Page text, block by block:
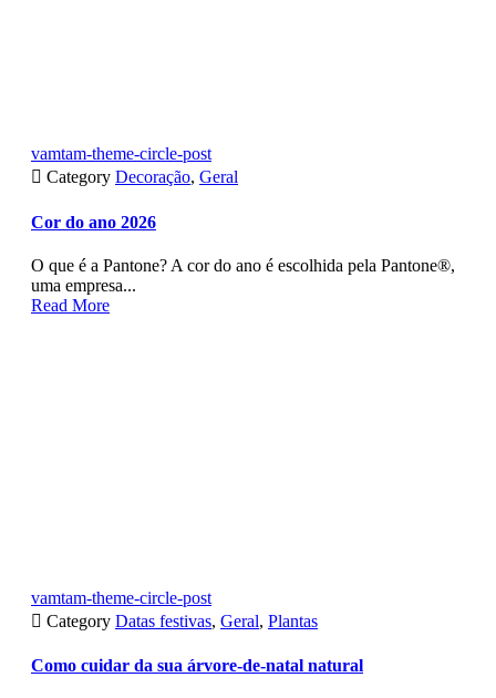
vamtam-theme-circle-post
 Category Decoração, Geral
Cor do ano 2026
O que é a Pantone? A cor do ano é escolhida pela Pantone®,
uma empresa...
Read More
vamtam-theme-circle-post
 Category Datas festivas, Geral, Plantas
Como cuidar da sua árvore-de-natal natural